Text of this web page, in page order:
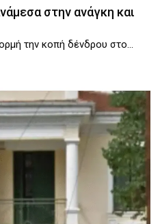
στην ανάγκη και
την κοπή δένδρου στο...